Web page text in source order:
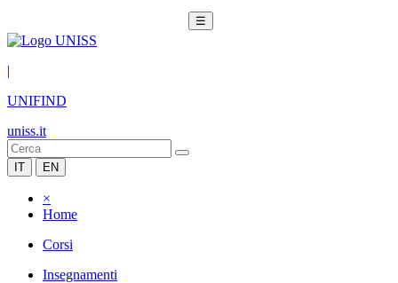
☰
|
UNIFIND
uniss.it
IT EN
×
Home
Corsi
Insegnamenti